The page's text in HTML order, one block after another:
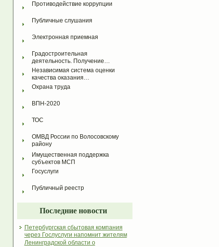
Противодействие коррупции
Публичные слушания
Электронная приемная
Градостроительная
деятельность. Получение…
Независимая система оценки
качества оказания…
Охрана труда
ВПН-2020
ТОС
ОМВД России по Волосовскому
району
Имущественная поддержка
субъектов МСП
Госуслуги
Публичный реестр
Последние новости
Петербургская сбытовая компания
через Гослуслуги напомнит жителям
Ленинградской области о